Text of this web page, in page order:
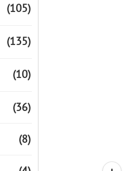
(105)
(135)
(10)
(36)
(8)